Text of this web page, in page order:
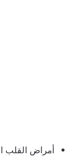
أمراض القلب